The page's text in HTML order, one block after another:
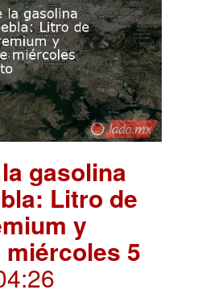
gasolina
Litro de
y
5